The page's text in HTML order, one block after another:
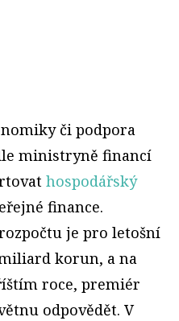
či podpora
ministryně financí
hospodářský
finance.
je pro letošní
korun, a na
roce, premiér
odpovědět. V